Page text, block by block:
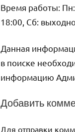
Время работы: Пн:
18:00, Сб:
Данная
в поиске
информацию
Добавить
Для отправки